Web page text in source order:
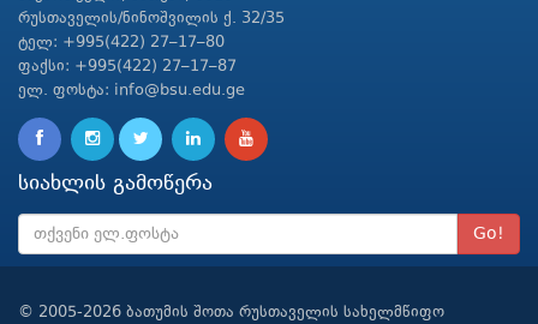
რუსთაველის/ნინოშვილის ქ. 32/35
ტელ: +995(422) 27–17–80
ფაქსი: +995(422) 27–17–87
ელ. ფოსტა: info@bsu.edu.ge
სიახლის გამოწერა
Go!
© 2005-2026 ბათუმის შოთა რუსთაველის სახელმწიფო